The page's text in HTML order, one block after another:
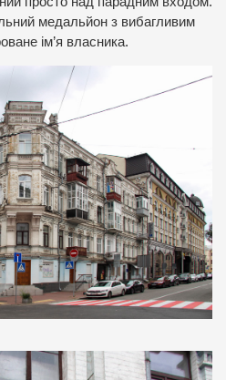
медальйон з вибагливим
ім’я власника.